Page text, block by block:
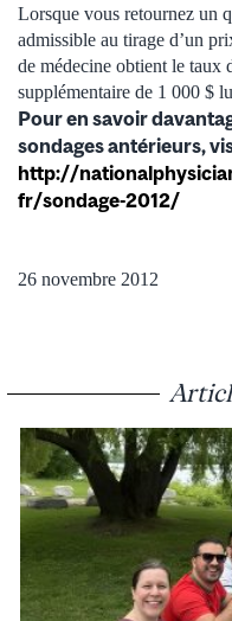
Lorsque vous retournez un
admissible au tirage d’un
de médecine obtient le taux
supplémentaire de 1 000 $
Pour en savoir
sondages antérieurs,
http://
fr/sondage-2012/
26 novembre 2012